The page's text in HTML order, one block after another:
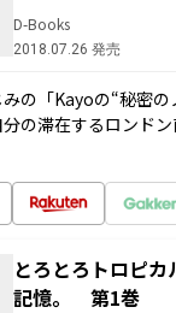
D-Books
2018.07.26 発売
の「Kayoの“秘密の
の滞在するロンド
とろとろトロピ
記憶。 第1巻